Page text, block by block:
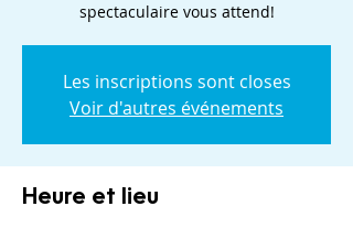
Les inscriptions sont closes
Voir d'autres événements
Heure et lieu